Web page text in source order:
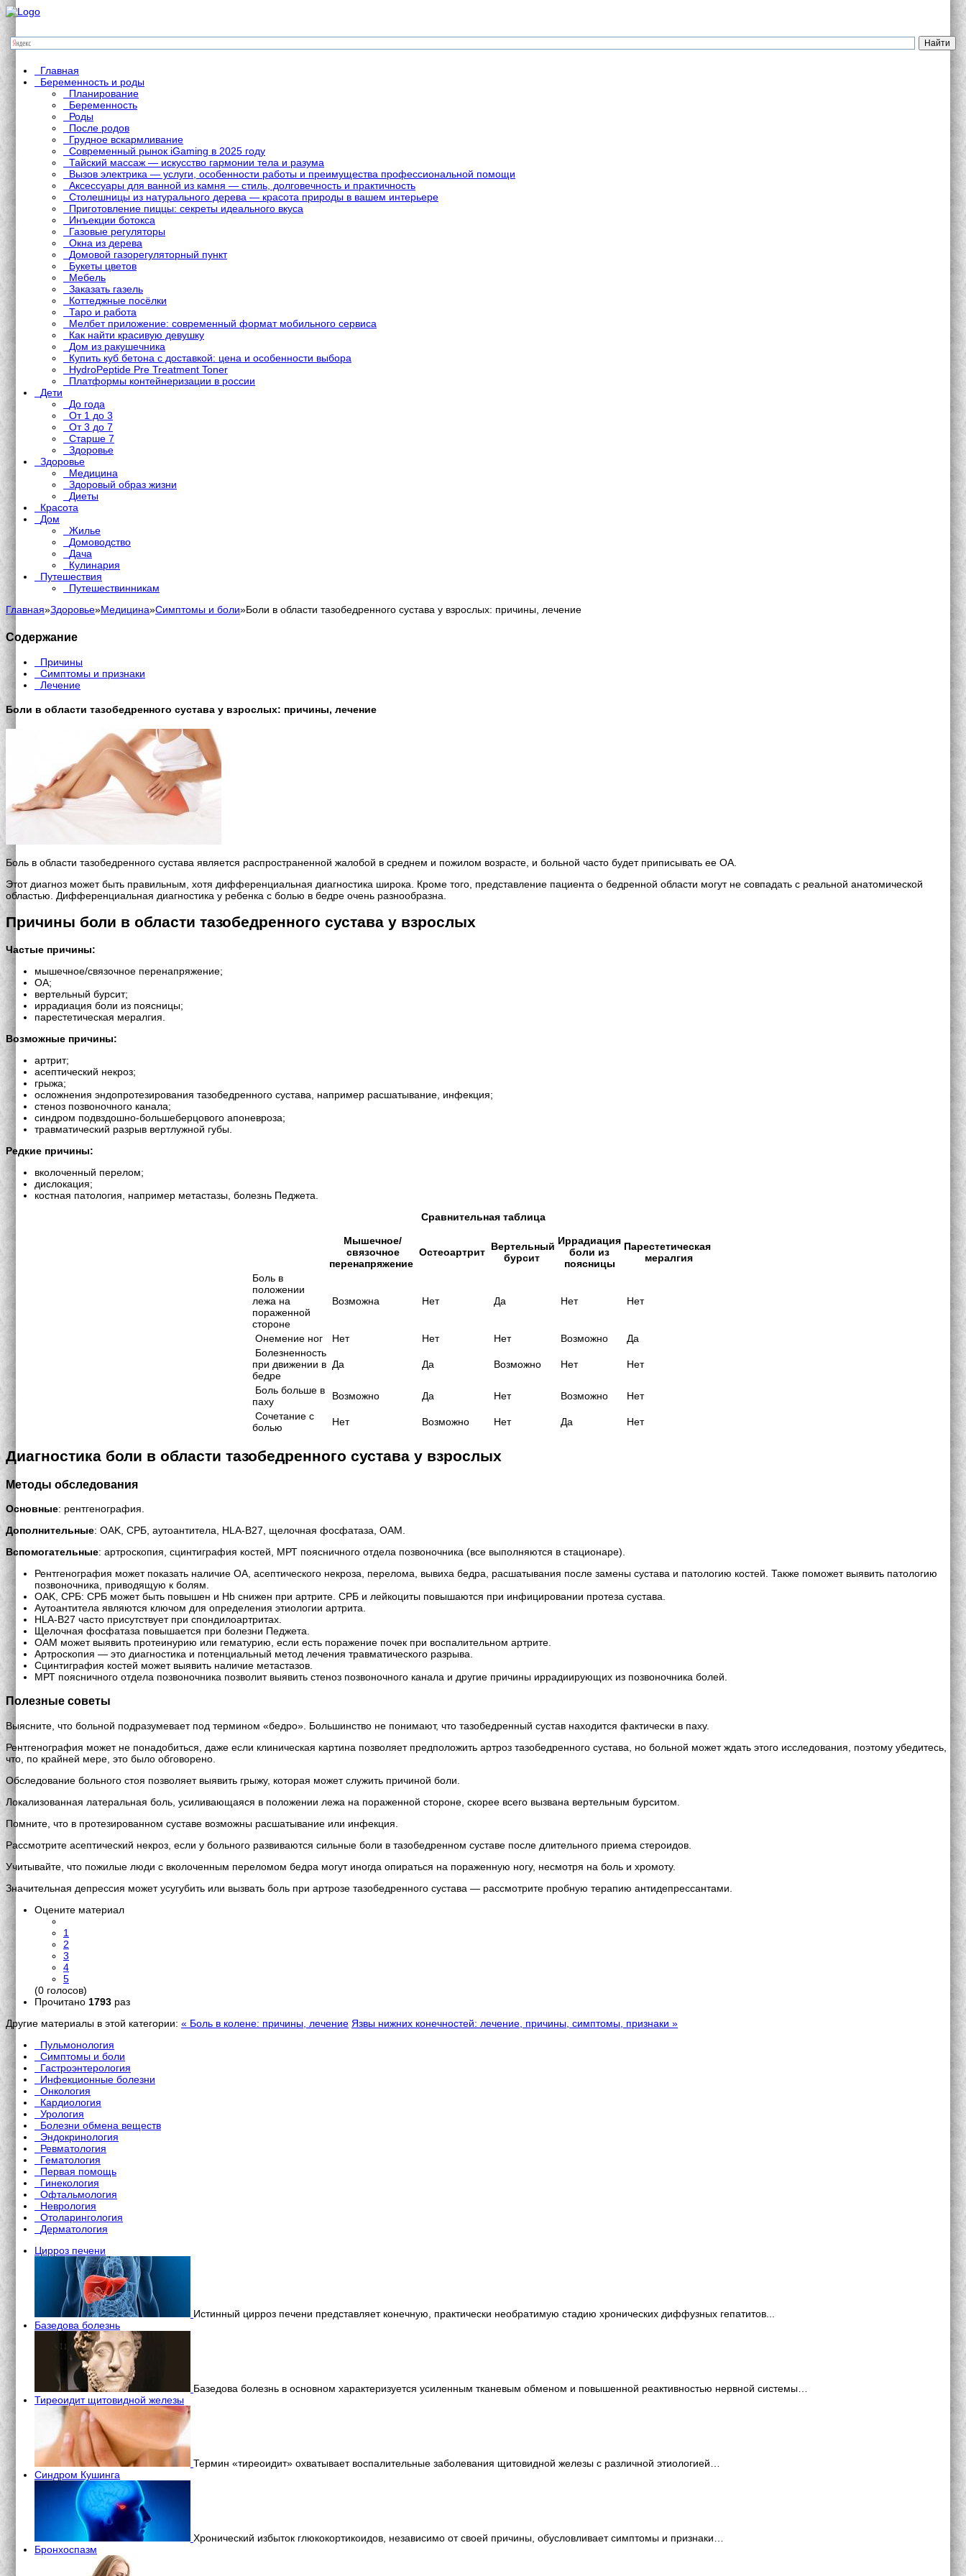
Главная
Беременность и роды
Планирование
Беременность
Роды
После родов
Грудное вскармливание
Современный рынок iGaming в 2025 году
Тайский массаж — искусство гармонии тела и разума
Вызов электрика — услуги, особенности работы и преимущества профессиональной помощи
Аксессуары для ванной из камня — стиль, долговечность и практичность
Столешницы из натурального дерева — красота природы в вашем интерьере
Приготовление пиццы: секреты идеального вкуса
Инъекции ботокса
Газовые регуляторы
Окна из дерева
Домовой газорегуляторный пункт
Букеты цветов
Мебель
Заказать газель
Коттеджные посёлки
Таро и работа
Мелбет приложение: современный формат мобильного сервиса
Как найти красивую девушку
Дом из ракушечника
Купить куб бетона с доставкой: цена и особенности выбора
HydroPeptide Pre Treatment Toner
Платформы контейнеризации в россии
Дети
До года
От 1 до 3
От 3 до 7
Старше 7
Здоровье
Здоровье
Медицина
Здоровый образ жизни
Диеты
Красота
Дом
Жилье
Домоводство
Дача
Кулинария
Путешествия
Путешествинникам
Главная»Здоровье»Медицина»Симптомы и боли»Боли в области тазобедренного сустава у взрослых: причины, лечение
Содержание
Причины
Симптомы и признаки
Лечение
Боли в области тазобедренного сустава у взрослых: причины, лечение
Боль в области тазобедренного сустава является распространенной жалобой в среднем и пожилом возрасте, и больной часто будет приписывать ее OA.
Этот диагноз может быть правильным, хотя дифференциальная диагностика широка. Кроме того, представление пациента о бедренной области могут не совпадать с реальной анатомической
областью. Дифференциальная диагностика у ребенка с болью в бедре очень разнообразна.
Причины боли в области тазобедренного сустава у взрослых
Частые причины:
мышечное/связочное перенапряжение;
OA;
вертельный бурсит;
иррадиация боли из поясницы;
парестетическая мералгия.
Возможные причины:
артрит;
асептический некроз;
грыжа;
осложнения эндопротезирования тазобедренного сустава, например расшатывание, инфекция;
стеноз позвоночного канала;
синдром подвздошно-большеберцового апоневроза;
травматический разрыв вертлужной губы.
Редкие причины:
вколоченный перелом;
дислокация;
костная патология, например метастазы, болезнь Педжета.
Сравнительная таблица
Мышечное/
связочное
перенапряжение
Остеоартрит Вертельный
бурсит
Иррадиация
боли из
поясницы
Парестетическая
мералгия
Боль в
положении
лежа на
пораженной
стороне
Возможна Нет Да Нет Нет
Онемение ног Нет Нет Нет Возможно
Да
Болезненность
при движении в
бедре
Да Да Возможно Нет Нет
Боль больше в
паху
Возможно Да Нет Возможно
Нет
Сочетание с
болью
Нет Возможно Нет Да Нет
Диагностика боли в области тазобедренного сустава у взрослых
Методы обследования
Основные: рентгенография.
Дополнительные: OAK, СРБ, аутоантитела, HLA-B27, щелочная фосфатаза, ОАМ.
Вспомогательные: артроскопия, сцинтиграфия костей, МРТ поясничного отдела позвоночника (все выполняются в стационаре).
Рентгенография может показать наличие OA, асептического некроза, перелома, вывиха бедра, расшатывания после замены сустава и патологию костей. Также поможет выявить патологию
позвоночника, приводящую к болям.
OAK, СРБ: СРБ может быть повышен и Hb снижен при артрите. СРБ и лейкоциты повышаются при инфицировании протеза сустава.
Аутоантитела являются ключом для определения этиологии артрита.
HLA-B27 часто присутствует при спондилоартритах.
Щелочная фосфатаза повышается при болезни Педжета.
ОАМ может выявить протеинурию или гематурию, если есть поражение почек при воспалительном артрите.
Артроскопия — это диагностика и потенциальный метод лечения травматического разрыва.
Сцинтиграфия костей может выявить наличие метастазов.
МРТ поясничного отдела позвоночника позволит выявить стеноз позвоночного канала и другие причины иррадиирующих из позвоночника болей.
Полезные советы
Выясните, что больной подразумевает под термином «бедро». Большинство не понимают, что тазобедренный сустав находится фактически в паху.
Рентгенография может не понадобиться, даже если клиническая картина позволяет предположить артроз тазобедренного сустава, но больной может ждать этого исследования, поэтому убедитесь,
что, по крайней мере, это было обговорено.
Обследование больного стоя позволяет выявить грыжу, которая может служить причиной боли.
Локализованная латеральная боль, усиливающаяся в положении лежа на пораженной стороне, скорее всего вызвана вертельным бурситом.
Помните, что в протезированном суставе возможны расшатывание или инфекция.
Рассмотрите асептический некроз, если у больного развиваются сильные боли в тазобедренном суставе после длительного приема стероидов.
Учитывайте, что пожилые люди с вколоченным переломом бедра могут иногда опираться на пораженную ногу, несмотря на боль и хромоту.
Значительная депрессия может усугубить или вызвать боль при артрозе тазобедренного сустава — рассмотрите пробную терапию антидепрессантами.
Оцените материал
1
2
3
4
5
(0 голосов)
Прочитано 1793 раз
Другие материалы в этой категории: « Боль в колене: причины, лечение Язвы нижних конечностей: лечение, причины, симптомы, признаки »
Пульмонология
Симптомы и боли
Гастроэнтерология
Инфекционные болезни
Онкология
Кардиология
Урология
Болезни обмена веществ
Эндокринология
Ревматология
Гематология
Первая помощь
Гинекология
Офтальмология
Неврология
Отоларингология
Дерматология
Цирроз печени
Истинный цирроз печени представляет конечную, практически необратимую стадию хронических диффузных гепатитов...
Базедова болезнь
Базедова болезнь в основном характеризуется усиленным тканевым обменом и повышенной реактивностью нервной системы…
Тиреоидит щитовидной железы
Термин «тиреоидит» охватывает воспалительные заболевания щитовидной железы с различной этиологией…
Синдром Кушинга
Хронический избыток глюкокортикоидов, независимо от своей причины, обусловливает симптомы и признаки…
Бронхоспазм